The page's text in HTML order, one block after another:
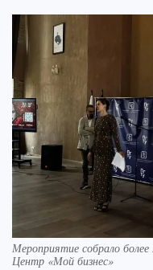
Мероприятие собрало
Центр «Мой бизнес»